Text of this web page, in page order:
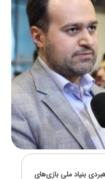
بنیاد ملی بازی‌های